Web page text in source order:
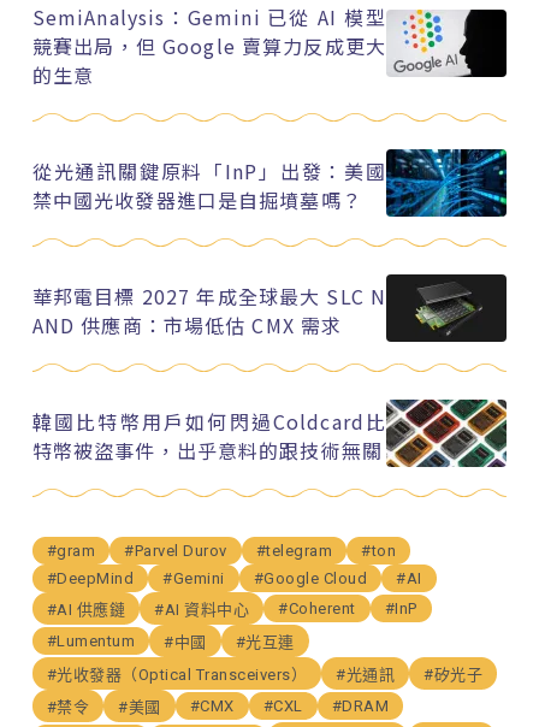
SemiAnalysis：Gemini 已從 AI 模型
競賽出局，但 Google 賣算力反成更大
的生意
從光通訊關鍵原料「InP」出發：美國
禁中國光收發器進口是自掘墳墓嗎？
華邦電目標 2027 年成全球最大 SLC N
AND 供應商：市場低估 CMX 需求
韓國比特幣用戶如何閃過Coldcard比
特幣被盜事件，出乎意料的跟技術無關
#gram #Parvel Durov #telegram
#ton
#DeepMind
#Gemini #Google Cloud
#AI
#AI 供應鏈
#AI 資料中心 #Coherent
#InP
#Lumentum
#中國
#光互連
#光收發器（Optical Transceivers）
#光通訊
#矽光子
#禁令
#美國 #CMX #CXL
#DRAM